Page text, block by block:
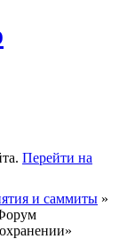
Перейти на
и саммиты »